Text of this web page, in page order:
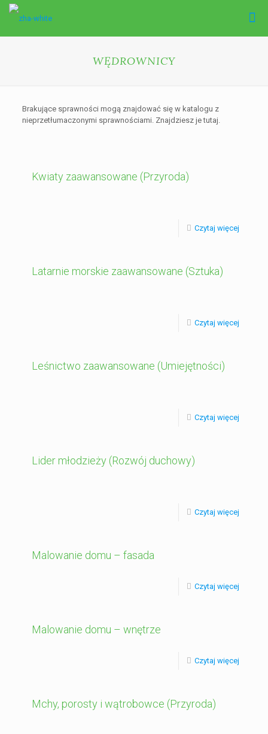
WĘDROWNICY
Brakujące sprawności mogą znajdować się w katalogu z
nieprzetłumaczonymi sprawnościami. Znajdziesz je tutaj.
Kwiaty zaawansowane (Przyroda)
Czytaj więcej
Latarnie morskie zaawansowane (Sztuka)
Czytaj więcej
Leśnictwo zaawansowane (Umiejętności)
Czytaj więcej
Lider młodzieży (Rozwój duchowy)
Czytaj więcej
Malowanie domu – fasada
Czytaj więcej
Malowanie domu – wnętrze
Czytaj więcej
Mchy, porosty i wątrobowce (Przyroda)